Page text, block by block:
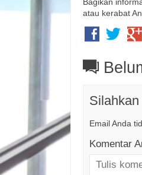
Bagikan
atau kerabat
Email Anda
Komentar